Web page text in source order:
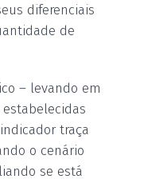
diferenciais
de
– levando em
traça
o cenário
se está